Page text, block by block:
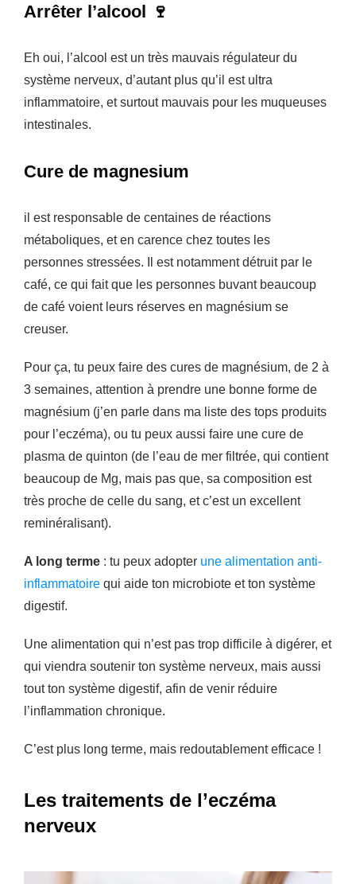
Arrêter l’alcool 🍷
Eh oui, l’alcool est un très mauvais régulateur du
système nerveux, d’autant plus qu’il est ultra
inflammatoire, et surtout mauvais pour les muqueuses
intestinales.
Cure de magnesium
il est responsable de centaines de réactions
métaboliques, et en carence chez toutes les
personnes stressées. Il est notamment détruit par le
café, ce qui fait que les personnes buvant beaucoup
de café voient leurs réserves en magnésium se
creuser.
Pour ça, tu peux faire des cures de magnésium, de 2 à
3 semaines, attention à prendre une bonne forme de
magnésium (j’en parle dans ma liste des tops produits
pour l’eczéma), ou tu peux aussi faire une cure de
plasma de quinton (de l’eau de mer filtrée, qui contient
beaucoup de Mg, mais pas que, sa composition est
très proche de celle du sang, et c’est un excellent
reminéralisant).
A long terme : tu peux adopter une alimentation anti-
inflammatoire qui aide ton microbiote et ton système
digestif.
Une alimentation qui n’est pas trop difficile à digérer, et
qui viendra soutenir ton système nerveux, mais aussi
tout ton système digestif, afin de venir réduire
l’inflammation chronique.
C’est plus long terme, mais redoutablement efficace !
Les traitements de l’eczéma
nerveux